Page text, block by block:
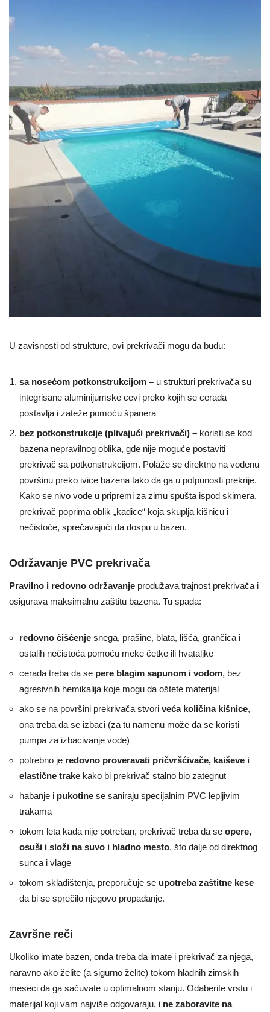
U zavisnosti od strukture, ovi prekrivači mogu da budu:
sa nosećom potkonstrukcijom – u strukturi prekrivača su
integrisane aluminijumske cevi preko kojih se cerada
postavlja i zateže pomoću španera
bez potkonstrukcije (plivajući prekrivači) – koristi se kod
bazena nepravilnog oblika, gde nije moguće postaviti
prekrivač sa potkonstrukcijom. Polaže se direktno na vodenu
površinu preko ivice bazena tako da ga u potpunosti prekrije.
Kako se nivo vode u pripremi za zimu spušta ispod skimera,
prekrivač poprima oblik „kadice“ koja skuplja kišnicu i
nečistoće, sprečavajući da dospu u bazen.
Održavanje PVC prekrivača
Pravilno i redovno održavanje produžava trajnost prekrivača i
osigurava maksimalnu zaštitu bazena. Tu spada:
redovno čišćenje snega, prašine, blata, lišća, grančica i
ostalih nečistoća pomoću meke četke ili hvataljke
cerada treba da se pere blagim sapunom i vodom, bez
agresivnih hemikalija koje mogu da oštete materijal
ako se na površini prekrivača stvori veća količina kišnice,
ona treba da se izbaci (za tu namenu može da se koristi
pumpa za izbacivanje vode)
potrebno je redovno proveravati pričvršćivače, kaiševe i
elastične trake kako bi prekrivač stalno bio zategnut
habanje i pukotine se saniraju specijalnim PVC lepljivim
trakama
tokom leta kada nije potreban, prekrivač treba da se opere,
osuši i složi na suvo i hladno mesto, što dalje od direktnog
sunca i vlage
tokom skladištenja, preporučuje se upotreba zaštitne kese
da bi se sprečilo njegovo propadanje.
Završne reči
Ukoliko imate bazen, onda treba da imate i prekrivač za njega,
naravno ako želite (a sigurno želite) tokom hladnih zimskih
meseci da ga sačuvate u optimalnom stanju. Odaberite vrstu i
materijal koji vam najviše odgovaraju, i ne zaboravite na